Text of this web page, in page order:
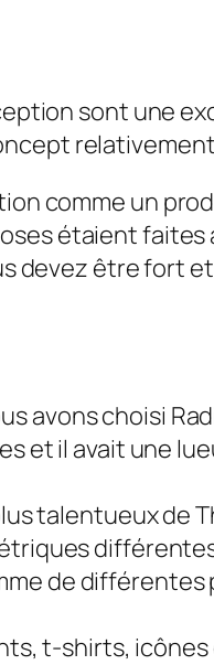
sont une
comme un
étaient
devez être fort
avons choisi
et il avait une
talentueux de
de
t-shirts,